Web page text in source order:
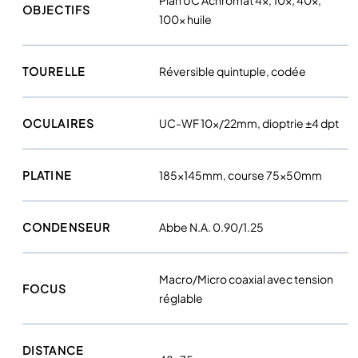
é
d
i
t
e
i
é
OBJECTIFS
100× huile
TOURELLE Réversible quintuple, codée
OCULAIRES UC-WF 10×/22mm, dioptrie ±4 dpt
PLATINE 185×145mm, course 75×50mm
CONDENSEUR Abbe N.A. 0.90/1.25
FOCUS
Macro/Micro coaxial avec tension
réglable
DISTANCE